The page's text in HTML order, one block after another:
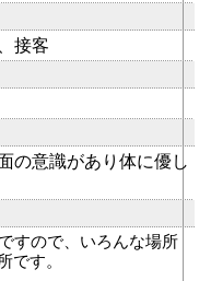
接客
の意識があり体に優し
すので、いろんな場所
です。